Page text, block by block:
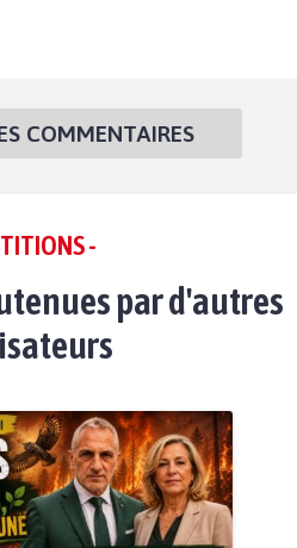
COMMENTAIRES
-
par d'autres